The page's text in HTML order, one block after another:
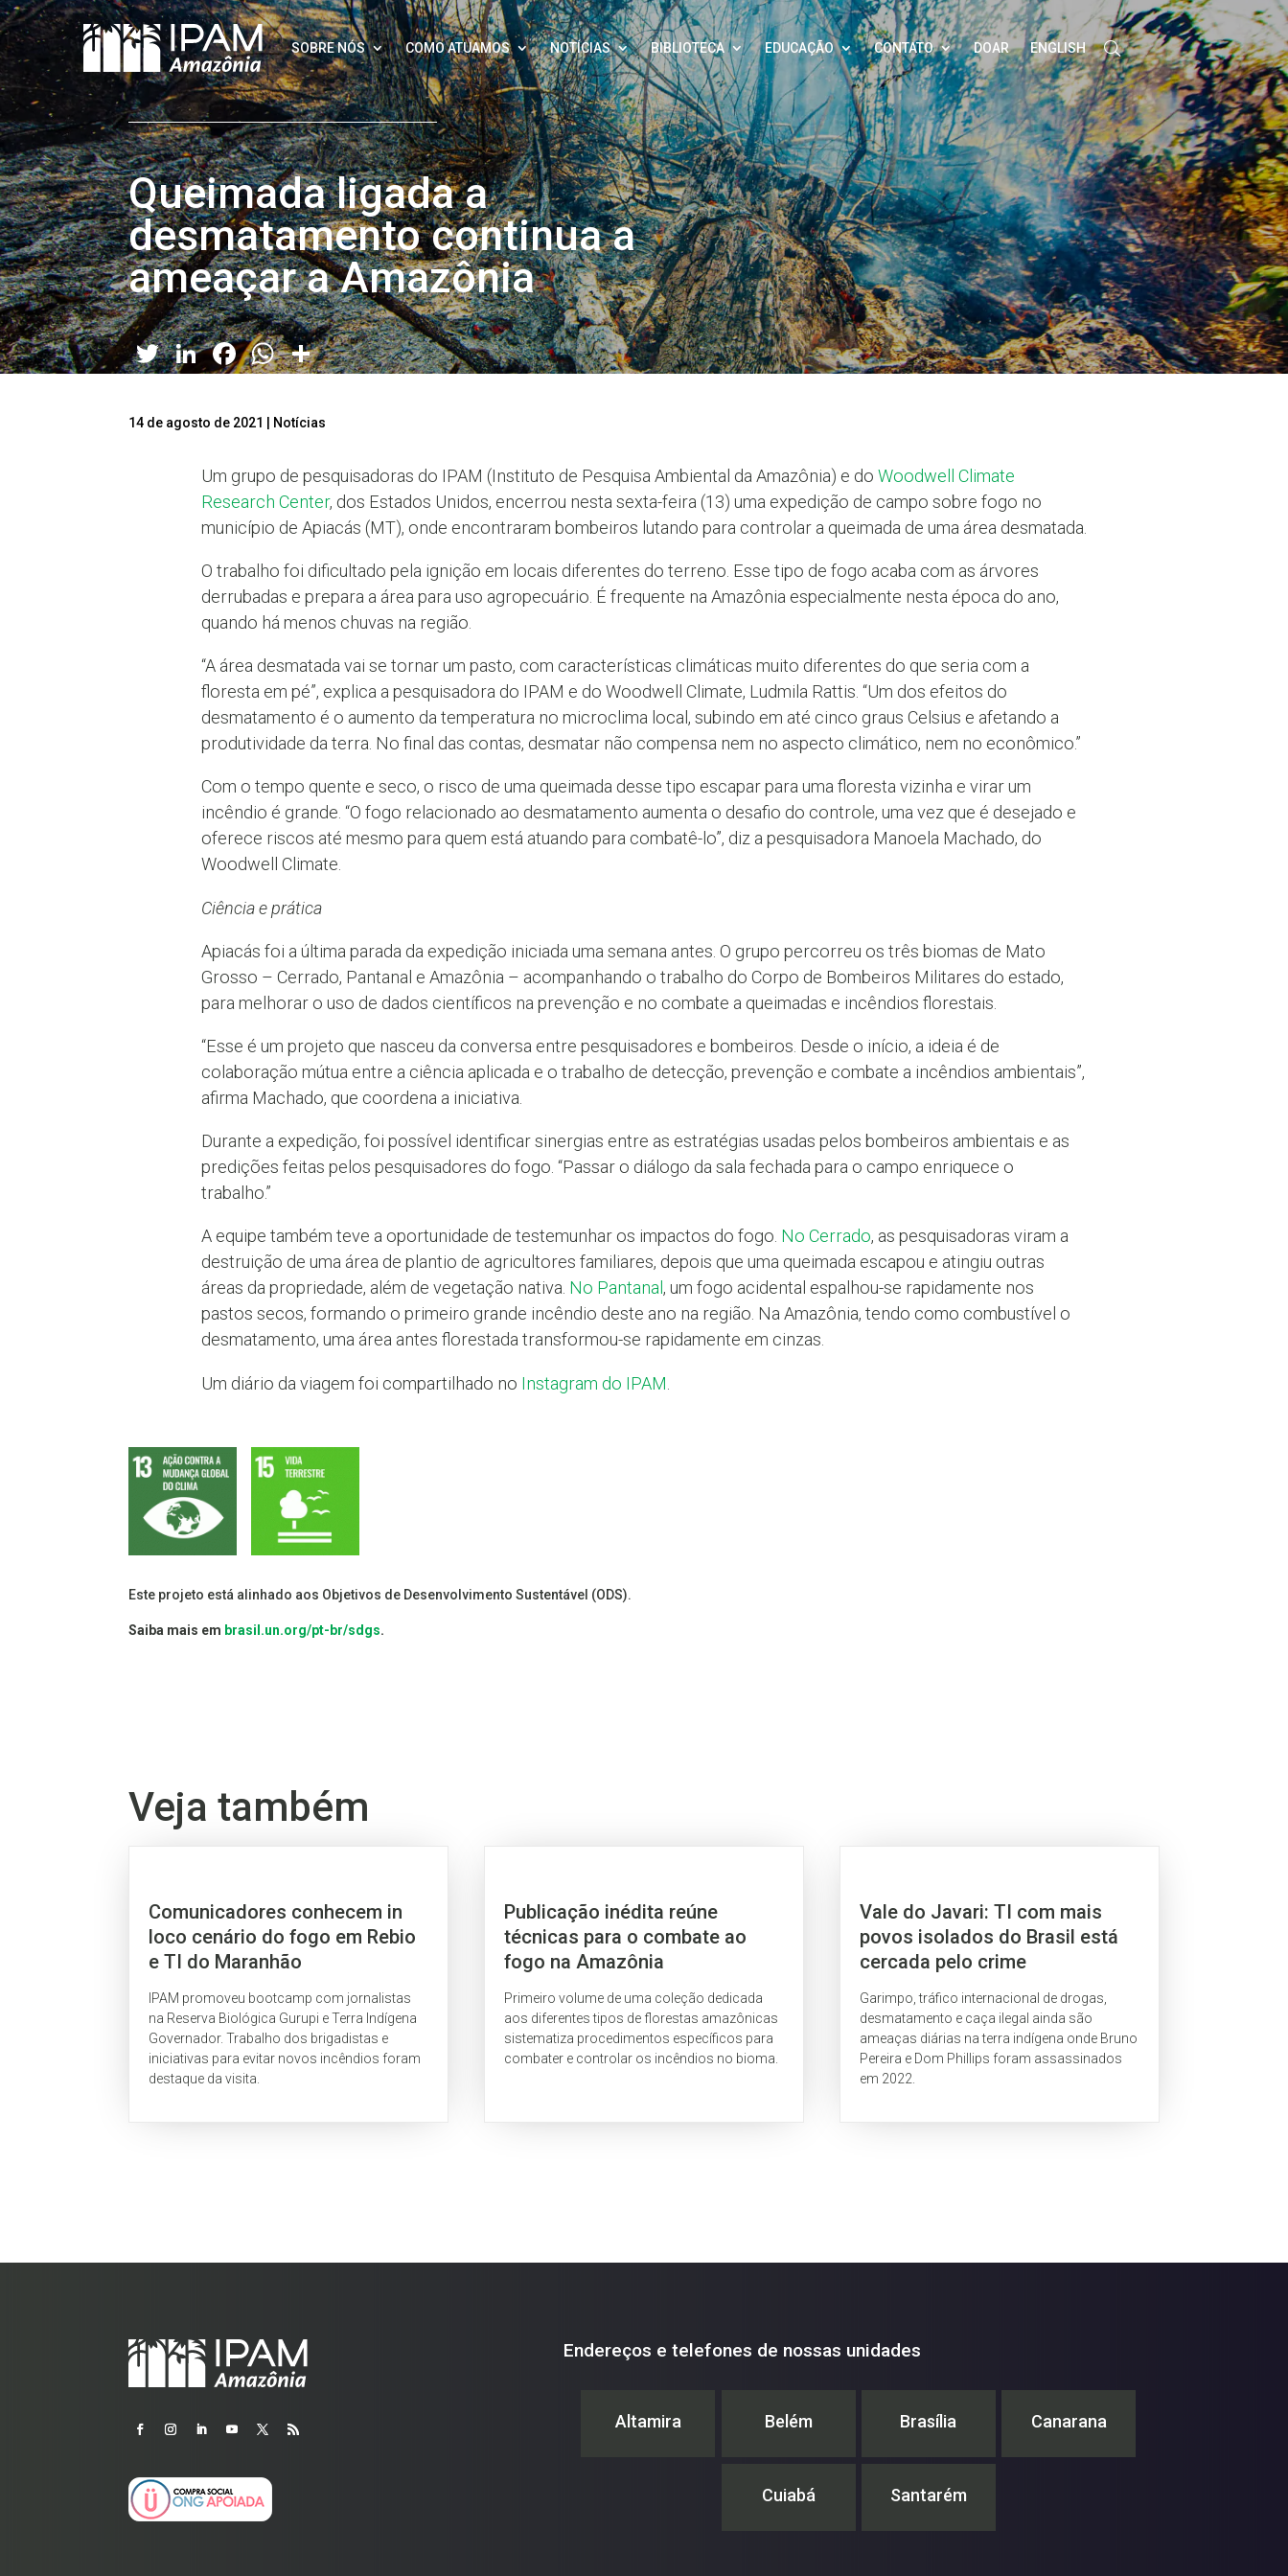
SOBRE NÓS COMO ATUAMOS NOTÍCIAS BIBLIOTECA EDUCAÇÃO CONTATO DOAR ENGLISH
Queimada ligada a
desmatamento continua a
ameaçar a Amazônia
Twitter
LinkedIn
Facebook
WhatsApp
Share
14 de agosto de 2021 Notícias
Um grupo de pesquisadoras do IPAM (Instituto de Pesquisa Ambiental da Amazônia) e do Woodwell Climate
Research Center, dos Estados Unidos, encerrou nesta sexta-feira (13) uma expedição de campo sobre fogo no
município de Apiacás (MT), onde encontraram bombeiros lutando para controlar a queimada de uma área desmatada.
O trabalho foi dificultado pela ignição em locais diferentes do terreno. Esse tipo de fogo acaba com as árvores
derrubadas e prepara a área para uso agropecuário. É frequente na Amazônia especialmente nesta época do ano,
quando há menos chuvas na região.
“A área desmatada vai se tornar um pasto, com características climáticas muito diferentes do que seria com a
floresta em pé”, explica a pesquisadora do IPAM e do Woodwell Climate, Ludmila Rattis. “Um dos efeitos do
desmatamento é o aumento da temperatura no microclima local, subindo em até cinco graus Celsius e afetando a
produtividade da terra. No final das contas, desmatar não compensa nem no aspecto climático, nem no econômico.”
Com o tempo quente e seco, o risco de uma queimada desse tipo escapar para uma floresta vizinha e virar um
incêndio é grande. “O fogo relacionado ao desmatamento aumenta o desafio do controle, uma vez que é desejado e
oferece riscos até mesmo para quem está atuando para combatê-lo”, diz a pesquisadora Manoela Machado, do
Woodwell Climate.
Ciência e prática
Apiacás foi a última parada da expedição iniciada uma semana antes. O grupo percorreu os três biomas de Mato
Grosso – Cerrado, Pantanal e Amazônia – acompanhando o trabalho do Corpo de Bombeiros Militares do estado,
para melhorar o uso de dados científicos na prevenção e no combate a queimadas e incêndios florestais.
“Esse é um projeto que nasceu da conversa entre pesquisadores e bombeiros. Desde o início, a ideia é de
colaboração mútua entre a ciência aplicada e o trabalho de detecção, prevenção e combate a incêndios ambientais”,
afirma Machado, que coordena a iniciativa.
Durante a expedição, foi possível identificar sinergias entre as estratégias usadas pelos bombeiros ambientais e as
predições feitas pelos pesquisadores do fogo. “Passar o diálogo da sala fechada para o campo enriquece o
trabalho.”
A equipe também teve a oportunidade de testemunhar os impactos do fogo. No Cerrado, as pesquisadoras viram a
destruição de uma área de plantio de agricultores familiares, depois que uma queimada escapou e atingiu outras
áreas da propriedade, além de vegetação nativa. No Pantanal, um fogo acidental espalhou-se rapidamente nos
pastos secos, formando o primeiro grande incêndio deste ano na região. Na Amazônia, tendo como combustível o
desmatamento, uma área antes florestada transformou-se rapidamente em cinzas.
Um diário da viagem foi compartilhado no Instagram do IPAM
Este projeto está alinhado aos Objetivos de Desenvolvimento Sustentável (ODS).
Saiba mais em brasil.un.org/pt-br/sdgs.
Veja também
Comunicadores conhecem in
loco cenário do fogo em Rebio
e TI do Maranhão
IPAM promoveu bootcamp com jornalistas
na Reserva Biológica Gurupi e Terra Indígena
Governador. Trabalho dos brigadistas e
iniciativas para evitar novos incêndios foram
destaque da visita.
Publicação inédita reúne
técnicas para o combate ao
fogo na Amazônia
Primeiro volume de uma coleção dedicada
aos diferentes tipos de florestas amazônicas
sistematiza procedimentos específicos para
combater e controlar os incêndios no bioma.
Vale do Javari: TI com mais
povos isolados do Brasil está
cercada pelo crime
Garimpo, tráfico internacional de drogas,
desmatamento e caça ilegal ainda são
ameaças diárias na terra indígena onde Bruno
Pereira e Dom Phillips foram assassinados
em 2022.
Endereços e telefones de nossas unidades
Altamira Belém Brasília Canarana
Cuiabá Santarém